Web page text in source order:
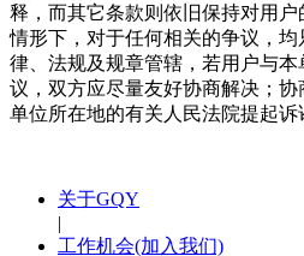
释，而其它条款则依旧保持对用
情形下，对于任何相关的争议，
律、法规及规章管辖，若用户与
议，双方应尽量友好协商解决；
单位所在地的有关人民法院提起诉
关于GQY
工作机会(加入我们)